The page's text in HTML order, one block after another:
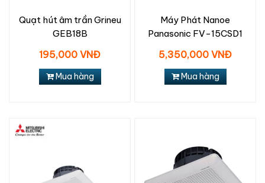
Quạt hút âm trần Grineu
GEB18B
195,000 VNĐ
Mua hàng
Máy Phát Nanoe
Panasonic FV-15CSD1
5,350,000 VNĐ
Mua hàng